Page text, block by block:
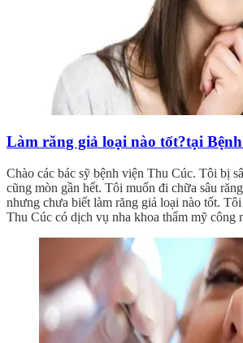
Làm răng giả loại nào tốt?tại
Chào các bác sỹ bệnh viện Thu Cúc. Tôi bị
cũng mòn gần hết. Tôi muốn đi chữa sâu
nhưng chưa biết làm răng giả loại nào tốt.
Thu Cúc có dịch vụ nha khoa thẩm mỹ